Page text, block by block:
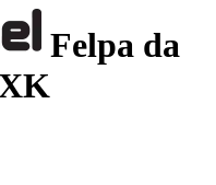
Felpa da